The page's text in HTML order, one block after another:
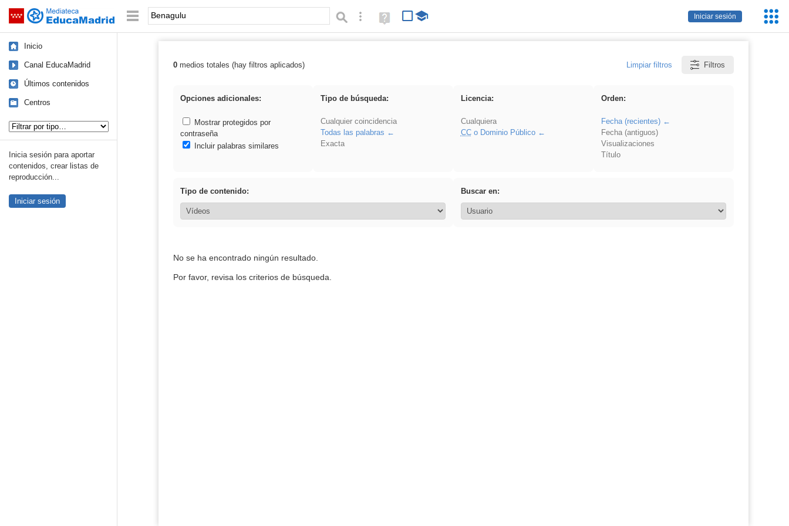
Saltar navegación
Iniciar sesión
Palabra o frase: Búsqueda avanzada
Ayuda
(en
Inicio
Canal EducaMadrid
Últimos contenidos
Centros
Inicia sesión para aportar
contenidos, crear listas de
reproducción...
Iniciar sesión
Resultados de: Benagulu
0medios totales (hay filtros aplicados) Limpiar filtros Filtros
Opciones adicionales:
Mostrar protegidos por
contraseña
Incluir palabras similares
Tipo de búsqueda:
Cualquier coincidencia
Todas las palabras
Exacta
Licencia:
Cualquiera
CCo Dominio Público
Orden:
Fecha (recientes)
Fecha (antiguos)
Visualizaciones
Título
Tipo de contenido: Buscar en:
No se ha encontrado ningún resultado.
Por favor, revisa los criterios de búsqueda.